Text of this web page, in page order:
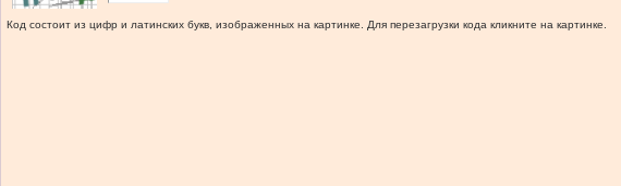
Код состоит из цифр и латинских букв, изображенных на картинке. Для перезагрузки кода кликните на картинке.